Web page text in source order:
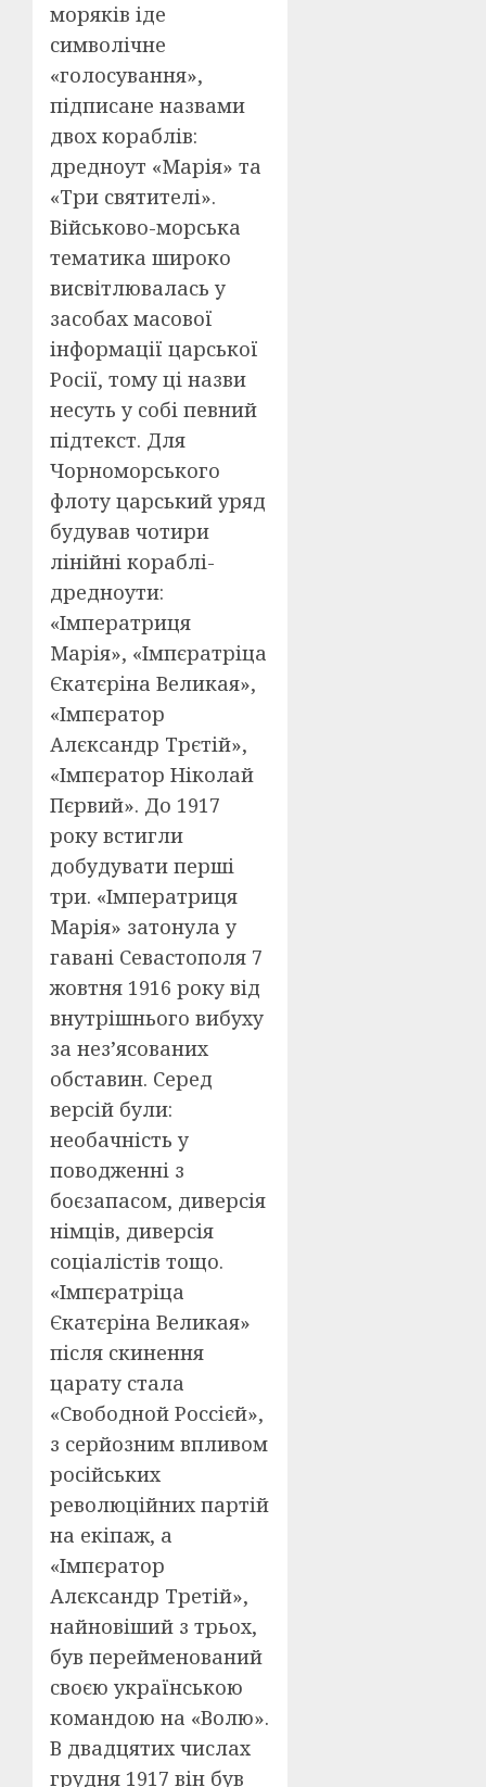
моряків іде
символічне
«голосування»,
підписане назвами
двох кораблів:
дредноут «Марія» та
«Три святителі».
Військово-морська
тематика широко
висвітлювалась у
засобах масової
інформації царської
Росії, тому ці назви
несуть у собі певний
підтекст. Для
Чорноморського
флоту царський уряд
будував чотири
лінійні кораблі-
дредноути:
«Імператриця
Марія», «Імпєратріца
Єкатєріна Великая»,
«Імпєратор
Алєксандр Трєтій»,
«Імпєратор Ніколай
Пєрвий». До 1917
року встигли
добудувати перші
три. «Імператриця
Марія» затонула у
гавані Севастополя 7
жовтня 1916 року від
внутрішнього вибуху
за нез’ясованих
обставин. Серед
версій були:
необачність у
поводженні з
боєзапасом, диверсія
німців, диверсія
соціалістів тощо.
«Імпєратріца
Єкатєріна Великая»
після скинення
царату стала
«Свободной Россієй»,
з серйозним впливом
російських
революційних партій
на екіпаж, а
«Імпєратор
Алєксандр Третій»,
найновіший з трьох,
був перейменований
своєю українською
командою на «Волю».
В двадцятих числах
грудня 1917 він був